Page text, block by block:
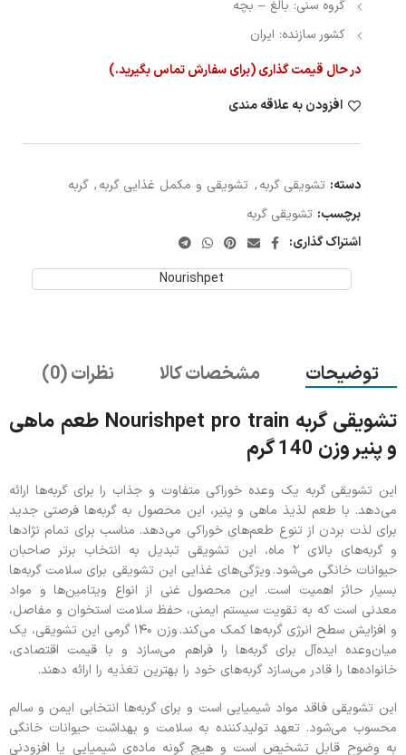
گروه سنی: بالغ – بچه
کشور سازنده: ایران
در حال قیمت گذاری (برای سفارش تماس بگیرید.)
افزودن به علاقه مندی
دسته: تشویقی گربه, تشویقی و مکمل غذایی گربه, گربه
برچسب: تشویقی گربه
اشتراک گذاری:
Nourishpet
توضیحات مشخصات کالا نظرات (0)
تشویقی گربه Nourishpet pro train طعم ماهی
و پنیر وزن 140 گرم
این تشویقی گربه یک وعده خوراکی متفاوت و جذاب را برای گربه‌ها ارائه
می‌دهد. با طعم لذیذ ماهی و پنیر، این محصول به گربه‌ها فرصتی جدید
برای لذت بردن از تنوع طعم‌های خوراکی می‌دهد. مناسب برای تمام نژادها
و گربه‌های بالای ۲ ماه، این تشویقی تبدیل به انتخاب برتر صاحبان
حیوانات خانگی می‌شود. ویژگی‌های غذایی این تشویقی برای سلامت گربه‌ها
بسیار حائز اهمیت است. این محصول غنی از انواع ویتامین‌ها و مواد
معدنی است که به تقویت سیستم ایمنی، حفظ سلامت استخوان و مفاصل،
و افزایش سطح انرژی گربه‌ها کمک می‌کند. وزن ۱۴۰ گرمی این تشویقی، یک
میان‌وعده ایده‌آل برای گربه‌ها را فراهم می‌سازد و با قیمت اقتصادی،
خانواده‌ها را قادر می‌سازد گربه‌های خود را بهترین تغذیه را ارائه دهند.
این تشویقی فاقد مواد شیمیایی است و برای گربه‌ها انتخابی ایمن و سالم
محسوب می‌شود. تعهد تولیدکننده به سلامت و بهداشت حیوانات خانگی
به وضوح قابل تشخیص است و هیچ گونه ماده‌ی شیمیایی یا افزودنی